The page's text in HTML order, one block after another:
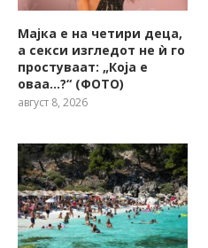
Мајка е на четири деца,
а секси изгледот не ѝ го
простуваат: „Која е
оваа…?“ (ФОТО)
август 8, 2026